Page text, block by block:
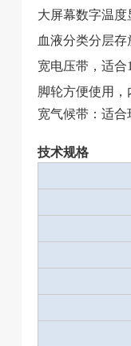
大屏幕数字温
血液分类分层
宽电压带，适合
脚轮方便使用，
宽气候带：适合
技术规格